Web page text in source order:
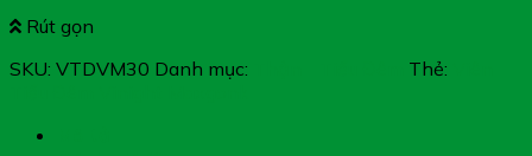
Rút gọn
SKU: VTDVM30 Danh mục: Thẻ: